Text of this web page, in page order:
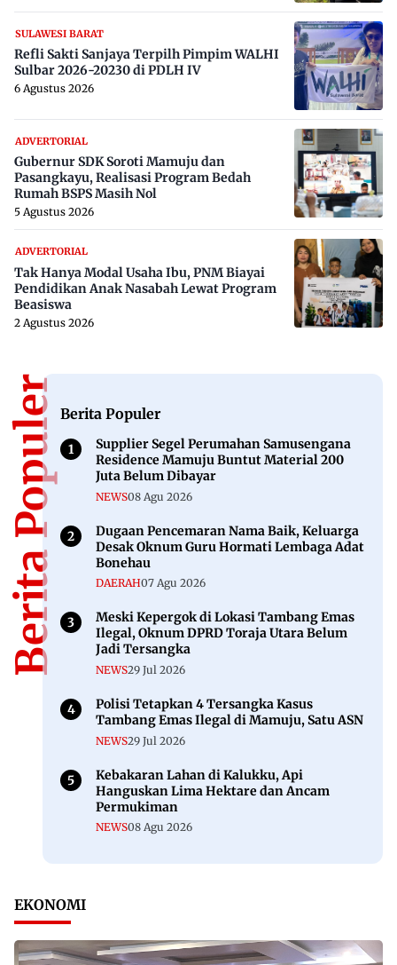
SULAWESI BARAT
Refli Sakti Sanjaya Terpilh Pimpim WALHI
Sulbar 2026-20230 di PDLH IV
6 Agustus 2026
ADVERTORIAL
Gubernur SDK Soroti Mamuju dan
Pasangkayu, Realisasi Program Bedah
Rumah BSPS Masih Nol
5 Agustus 2026
ADVERTORIAL
Tak Hanya Modal Usaha Ibu, PNM Biayai
Pendidikan Anak Nasabah Lewat Program
Beasiswa
2 Agustus 2026
Berita PopulerBerita Populer
Supplier Segel Perumahan Samusengana
Residence Mamuju Buntut Material 200
Juta Belum Dibayar
NEWS08 Agu 2026
Dugaan Pencemaran Nama Baik, Keluarga
Desak Oknum Guru Hormati Lembaga Adat
Bonehau
DAERAH07 Agu 2026
Meski Kepergok di Lokasi Tambang Emas
Ilegal, Oknum DPRD Toraja Utara Belum
Jadi Tersangka
NEWS29 Jul 2026
Polisi Tetapkan 4 Tersangka Kasus
Tambang Emas Ilegal di Mamuju, Satu ASN
NEWS29 Jul 2026
Kebakaran Lahan di Kalukku, Api
Hanguskan Lima Hektare dan Ancam
Permukiman
NEWS08 Agu 2026
EKONOMI